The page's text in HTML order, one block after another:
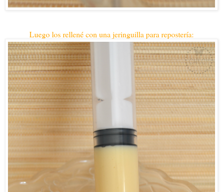
Luego los rellené con una jeringuilla para repostería: